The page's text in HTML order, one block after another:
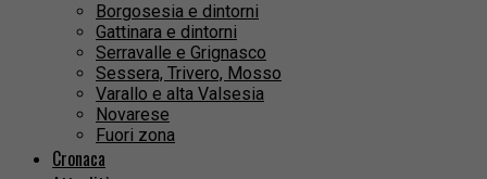
Borgosesia e dintorni
Gattinara e dintorni
Serravalle e Grignasco
Sessera, Trivero, Mosso
Varallo e alta Valsesia
Novarese
Fuori zona
Cronaca